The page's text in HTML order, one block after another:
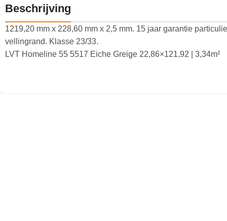
Beschrijving
1219,20 mm x 228,60 mm x 2,5 mm. 15 jaar garantie
vellingrand. Klasse 23/33.
LVT Homeline 55 5517 Eiche Greige 22,86×121,92 | 3,34m²